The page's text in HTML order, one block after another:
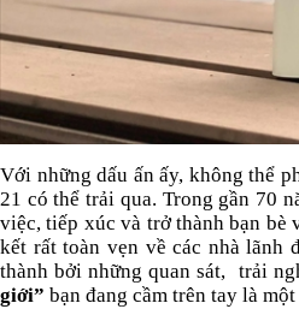
Với những dấu ấn ấy, không thể
21 có thể trải qua. Trong gần 70
việc, tiếp xúc và trở thành bạn bè
kết rất toàn vẹn về các nhà lãnh
thành bởi những quan sát, trải
giới” bạn đang cầm trên tay là